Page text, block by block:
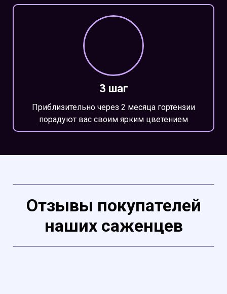
3 шаг
Приблизительно через 2 месяца гортензии
порадуют вас своим ярким цветением
Отзывы покупателей
наших саженцев